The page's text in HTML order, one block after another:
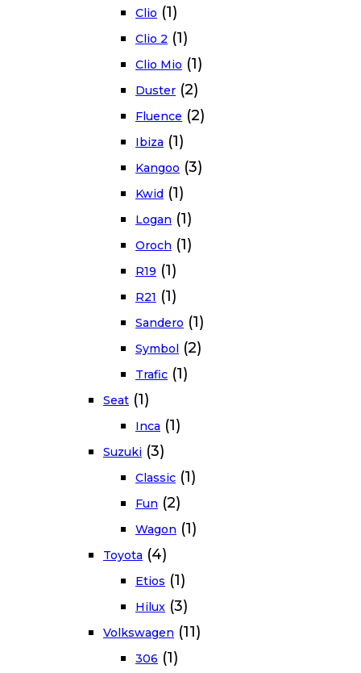
Clio (1)
Clio 2 (1)
Clio Mio (1)
Duster (2)
Fluence (2)
Ibiza (1)
Kangoo (3)
Kwid (1)
Logan (1)
Oroch (1)
R19 (1)
R21 (1)
Sandero (1)
Symbol (2)
Trafic (1)
Seat (1)
Inca (1)
Suzuki (3)
Classic (1)
Fun (2)
Wagon (1)
Toyota (4)
Etios (1)
Hilux (3)
Volkswagen (11)
306 (1)